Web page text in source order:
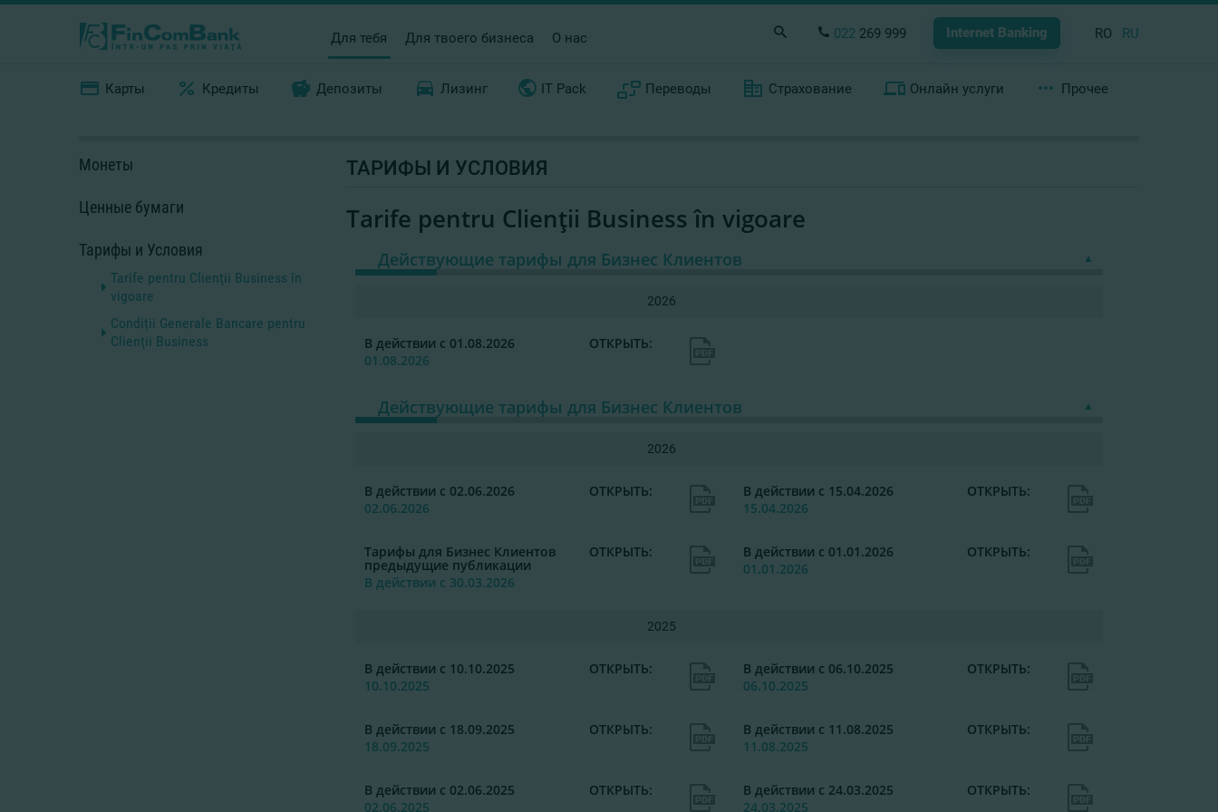
Для тебя Для твоего бизнеса О нас 022 269 999 Internet Banking RO RU
Карты Кредиты Депозиты Лизинг IT Pack Переводы Страхование Онлайн услуги Прочее
Монеты
Ценные бумаги
Тарифы и Условия
Tarife pentru Clienţii Business în
vigoare
Condiţii Generale Bancare pentru
Clienţii Business
ТАРИФЫ И УСЛОВИЯ
Tarife pentru Clienţii Business în vigoare
Действующие тарифы для Бизнес Клиентов
2026
В действии с 01.08.2026
01.08.2026
ОТКРЫТЬ:
Действующие тарифы для Бизнес Клиентов
2026
В действии с 02.06.2026
02.06.2026
ОТКРЫТЬ:
В действии с 15.04.2026
15.04.2026
ОТКРЫТЬ:
Тарифы для Бизнес Клиентов
предыдущие публикации
В действии с 30.03.2026
ОТКРЫТЬ:
В действии с 01.01.2026
01.01.2026
ОТКРЫТЬ:
2025
В действии с 10.10.2025
10.10.2025
ОТКРЫТЬ:
В действии с 06.10.2025
06.10.2025
ОТКРЫТЬ:
В действии с 18.09.2025
18.09.2025
ОТКРЫТЬ:
В действии с 11.08.2025
11.08.2025
ОТКРЫТЬ:
В действии с 02.06.2025
02.06.2025
ОТКРЫТЬ:
В действии с 24.03.2025
24.03.2025
ОТКРЫТЬ: